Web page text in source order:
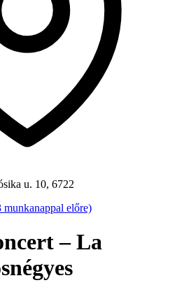
u. 10, 6722
munkanappal előre)
– La